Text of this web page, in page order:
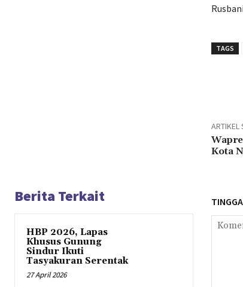
TAGS
ARTIKEL
Kota
Berita Terkait
HBP 2026, Lapas
Khusus Gunung
Sindur Ikuti
Tasyakuran Serentak
27 April 2026